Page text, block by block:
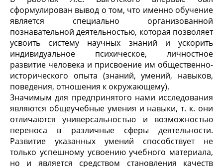
сформулирован вывод о том, что именно обучение
является специально организованной
познавательной деятельностью, которая позволяет
усвоить систему научных знаний и ускорить
индивидуальное психическое, личностное
развитие человека и присвоение им общественно-
исторического опыта (знаний, умений, навыков,
поведения, отношения к окружающему).
Значимым для предпринятого нами исследования
являются общеучебные умения и навыки, т. к. они
отличаются универсальностью и возможностью
переноса в различные сферы деятельности.
Развитие указанных умений способствует не
только успешному усвоению учебного материала,
но и является средством становления качеств